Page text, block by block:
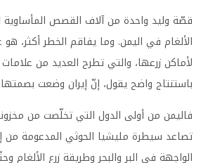
قصّة وليد واحدة من آلاف القصص
الألغام في اليمن. وما يفاقم الخطر أكثر، هو
لأماكن زرعها، والتي تطرح العديد من
باستنتاج واضح يقول، إنّ إيران وضعت
فاليمن من أولى الدول التي تخلّصت من
تصاعد سيطرة مليشيا الحوثي المدعومة من
الواجهة في البر والبحر وطريقة زرع